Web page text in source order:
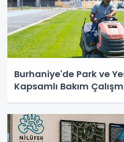
Burhaniye'de Park ve
Kapsamlı Bakım